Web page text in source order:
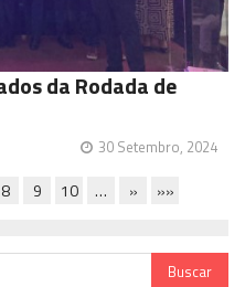
da Rodada de
30 Setembro, 2024
8 9 10 … » »»